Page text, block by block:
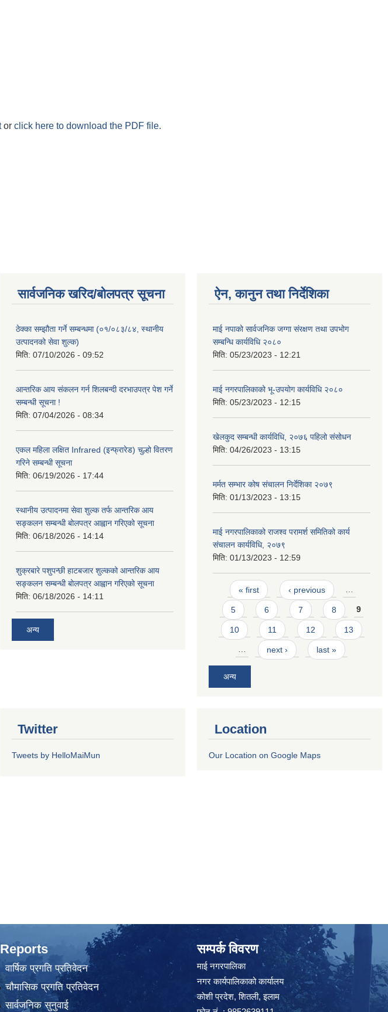
or click here to download the PDF file.
सार्वजनिक खरिद/बोलपत्र सूचना
ठेक्का सम्झौता गर्ने सम्बन्धमा (०१/०८३/८४, स्थानीय
उत्पादनको सेवा शुल्क)
मिति: 07/10/2026 - 09:52
आन्तरिक आय संकलन गर्न शिलबन्दी दरभाउपत्र पेश गर्ने
सम्बन्धी सूचना !
मिति: 07/04/2026 - 08:34
एकल महिला लक्षित Infrared (इन्फ्रारेड) चुल्हो वितरण
गरिने सम्बन्धी सूचना
मिति: 06/19/2026 - 17:44
स्थानीय उत्पादनमा सेवा शुल्क तर्फ आन्तरिक आय
सङ्कलन सम्बन्धी बोलपत्र आह्वान गरिएको सूचना
मिति: 06/18/2026 - 14:14
शुक्रबारे पशुपन्छी हाटबजार शुल्कको आन्तरिक आय
सङ्कलन सम्बन्धी बोलपत्र आह्वान गरिएको सूचना
मिति: 06/18/2026 - 14:11
अन्य
ऐन, कानुन तथा निर्देशिका
माई नपाको सार्वजनिक जग्गा संरक्षण तथा उपभोग
सम्बन्धि कार्यविधि २०८०
मिति: 05/23/2023 - 12:21
माई नगरपालिकाको भू-उपयोग कार्यविधि २०८०
मिति: 05/23/2023 - 12:15
खेलकुद सम्बन्धी कार्यविधि, २०७६ पहिलो संसोधन
मिति: 04/26/2023 - 13:15
मर्मत सम्भार कोष संचालन निर्देशिका २०७९
मिति: 01/13/2023 - 13:15
माई नगरपालिकाको राजश्व परामर्श समितिको कार्य
संचालन कार्यविधि, २०७९
मिति: 01/13/2023 - 12:59
Pages
« first ‹ previous …
5 6 7 8 9
10 11 12 13
… next › last »
अन्य
Twitter
Tweets by HelloMaiMun
Location
Our Location on Google Maps
Reports
वार्षिक प्रगति प्रतिवेदन
चौमासिक प्रगति प्रतिवेदन
सार्वजनिक सुनुवाई
सम्पर्क विवरण
माई नगरपालिका
नगर कार्यपालिकाको कार्यालय
कोशी प्रदेश, शितली, इलाम